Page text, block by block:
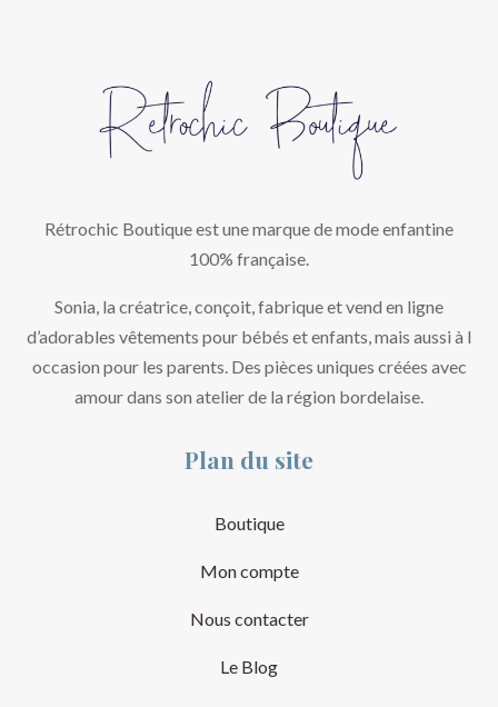
Rétrochic Boutique est une marque de mode enfantine
100% française.
Sonia, la créatrice, conçoit, fabrique et vend en ligne
d’adorables vêtements pour bébés et enfants, mais aussi à l
occasion pour les parents. Des pièces uniques créées avec
amour dans son atelier de la région bordelaise.
Plan du site
Boutique
Mon compte
Nous contacter
Le Blog